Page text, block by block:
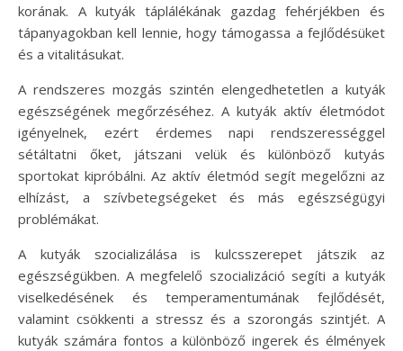
korának. A kutyák táplálékának gazdag fehérjékben és
tápanyagokban kell lennie, hogy támogassa a fejlődésüket
és a vitalitásukat.
A rendszeres mozgás szintén elengedhetetlen a kutyák
egészségének megőrzéséhez. A kutyák aktív életmódot
igényelnek, ezért érdemes napi rendszerességgel
sétáltatni őket, játszani velük és különböző kutyás
sportokat kipróbálni. Az aktív életmód segít megelőzni az
elhízást, a szívbetegségeket és más egészségügyi
problémákat.
A kutyák szocializálása is kulcsszerepet játszik az
egészségükben. A megfelelő szocializáció segíti a kutyák
viselkedésének és temperamentumának fejlődését,
valamint csökkenti a stressz és a szorongás szintjét. A
kutyák számára fontos a különböző ingerek és élmények